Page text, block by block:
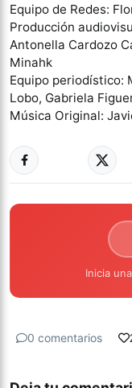
Equipo de Redes:
Producción
Antonella Cardozo
Minahk
Equipo periodístico:
Lobo, Gabriela
Música Original:
Inicia
0 comentarios